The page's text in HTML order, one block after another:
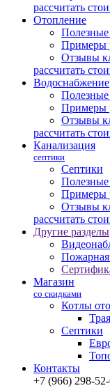
рассчитать
Отопление
Полезные
Примеры
Отзывы
рассчитать
Водоснабжение
Полезные
Примеры
Отзывы
рассчитать
Канализация
септики
Септики
Полезные
Примеры
Отзывы
рассчитать
Другие разделы
Пожарная
Магазин
со скидками
Котлы
Септики
Контакты
+7 (966) 298-52-